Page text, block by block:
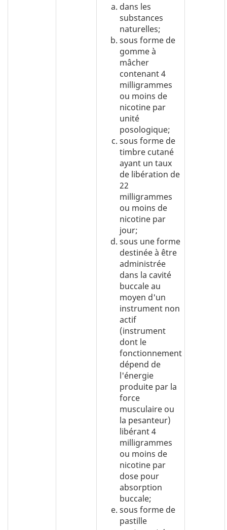
dans les
substances
naturelles;
sous forme de
gomme à
mâcher
contenant 4
milligrammes
ou moins de
nicotine par
unité
posologique;
sous forme de
timbre cutané
ayant un taux
de libération de
22
milligrammes
ou moins de
nicotine par
jour;
sous une forme
destinée à être
administrée
dans la cavité
buccale au
moyen d'un
instrument non
actif
(instrument
dont le
fonctionnement
dépend de
l'énergie
produite par la
force
musculaire ou
la pesanteur)
libérant 4
milligrammes
ou moins de
nicotine par
dose pour
absorption
buccale;
sous forme de
pastille